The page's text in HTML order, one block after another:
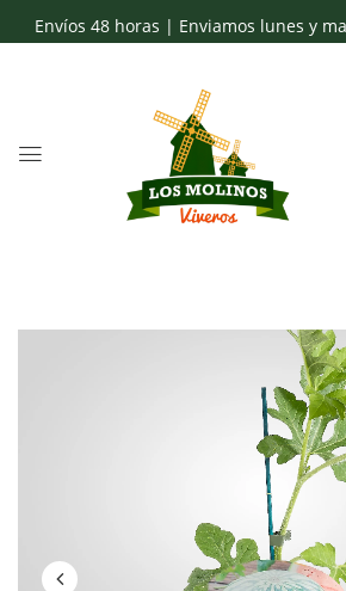
Envíos 48 horas | Enviamos lunes y